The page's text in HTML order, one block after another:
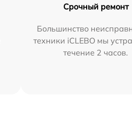
Срочный ремонт
Большинство
техники iCLEBO мы
течение 2 часов.